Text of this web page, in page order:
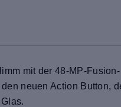
mit der 48-MP-Fusion-
neuen Action Button,